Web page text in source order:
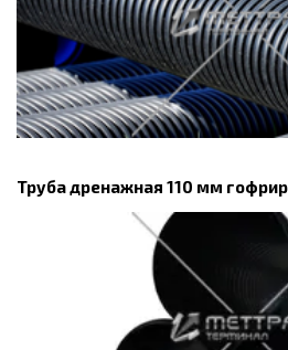
Труба дренажная 110 мм